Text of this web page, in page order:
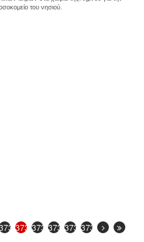
του νησιού.
37313732373337343735